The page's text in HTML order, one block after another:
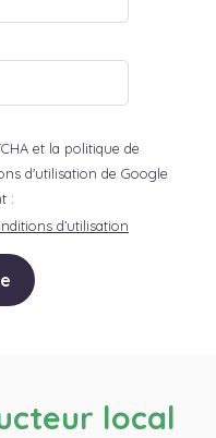
et la politique de
d'utilisation de Google
:
d’utilisation
local